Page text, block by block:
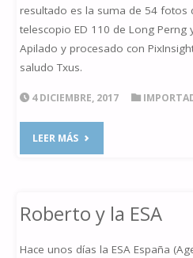
resultado es la suma de 54 fotos
telescopio ED 110 de Long
Apilado y procesado con
saludo Txus.
4 DICIEMBRE, 2017
LEER MÁS"NGC
Roberto y la ESA
Hace unos días la ESA España